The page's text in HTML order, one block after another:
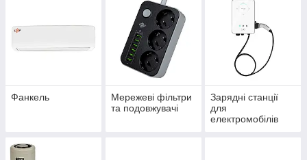
Фанкель
Мережеві фільтри
та подовжувачі
Зарядні станції
для
електромобілів